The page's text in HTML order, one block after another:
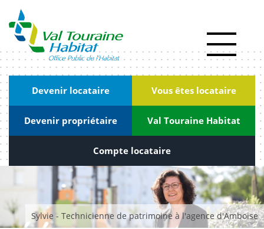
Actualités
RSE
|
Innovation
Kiosque
rejoindre
publics
Devenir locataire Vous êtes locataire
Devenir propriétaire Val Touraine Habitat
Compte locataire
Sylvie - Technicienne de patrimoine à l'agence d'Amboise